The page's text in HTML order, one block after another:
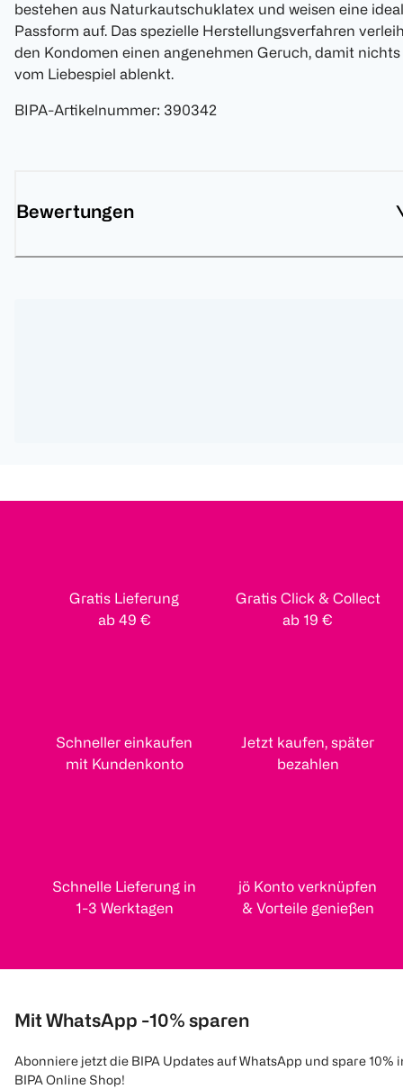
bestehen aus Naturkautschuklatex und weisen eine
Passform auf. Das spezielle Herstellungsverfahren
den Kondomen einen angenehmen Geruch, damit nichts
vom Liebespiel ablenkt.
BIPA-Artikelnummer: 390342
Bewertungen
Gratis Lieferung
ab 49 €
Gratis Click & Collect
ab 19 €
Schneller einkaufen
mit Kundenkonto
Jetzt kaufen, später
bezahlen
Schnelle Lieferung in
1-3 Werktagen
jö Konto verknüpfen
& Vorteile genießen
Mit WhatsApp -10% sparen
Abonniere jetzt die BIPA Updates auf WhatsApp und spare 10%
BIPA Online Shop!